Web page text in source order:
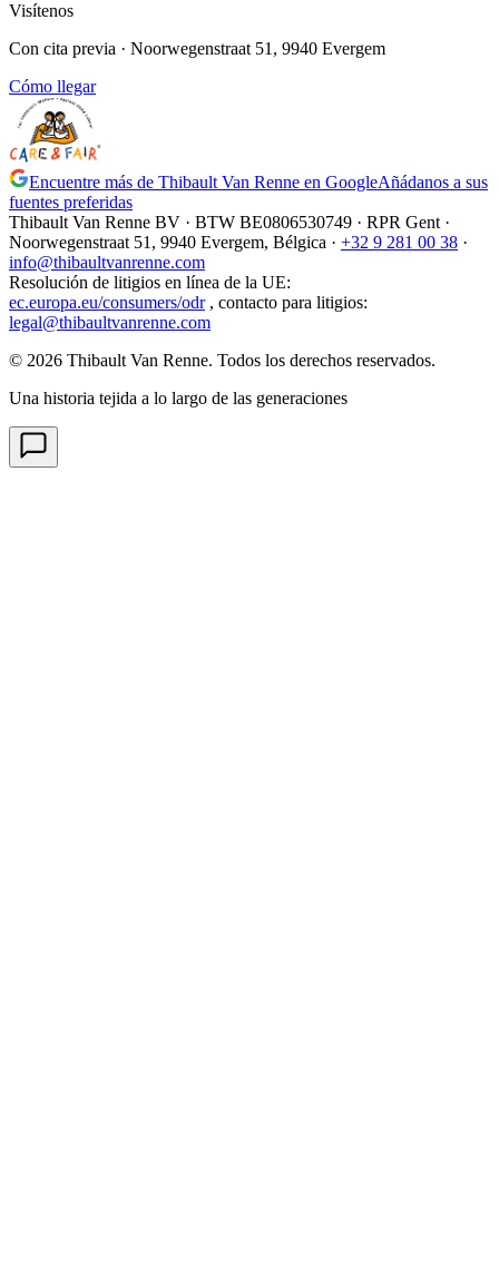
Visítenos
Con cita previa · Noorwegenstraat 51, 9940 Evergem
Cómo llegar
Encuentre más de Thibault Van Renne en GoogleAñádanos a sus
fuentes preferidas
Thibault Van Renne BV · BTW BE0806530749 · RPR Gent ·
Noorwegenstraat 51, 9940 Evergem, Bélgica · +32 9 281 00 38 ·
info@thibaultvanrenne.com
Resolución de litigios en línea de la UE:
ec.europa.eu/consumers/odr , contacto para litigios:
legal@thibaultvanrenne.com
© 2026 Thibault Van Renne. Todos los derechos reservados.
Una historia tejida a lo largo de las generaciones